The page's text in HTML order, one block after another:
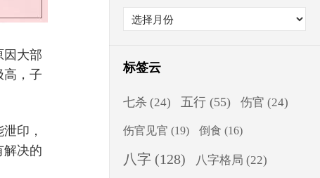
因大部
高，子
印，
解决的
标签云
七杀 (24) 五行 (55) 伤官 (24)
伤官见官 (19) 倒食 (16)
八字 (128) 八字格局 (22)